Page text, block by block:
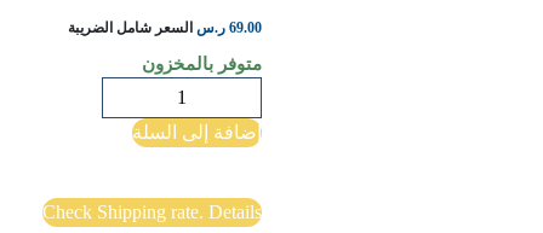
69.00 ر.س السعر شامل الضريبة
متوفر بالمخزون
سر
الغابة
حكايات
إضافة إلى السلة
Check Shipping rate. Details